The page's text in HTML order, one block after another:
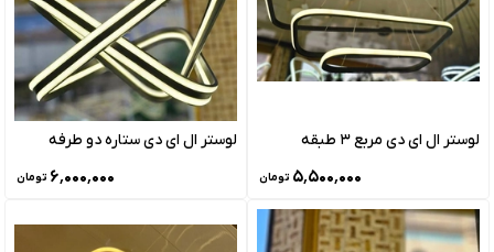
لوستر ال ای دی مربع 3 طبقه
۵٬۵۰۰٬۰۰۰ تومان
لوستر ال ای دی ستاره دو طرفه
۶٬۰۰۰٬۰۰۰ تومان